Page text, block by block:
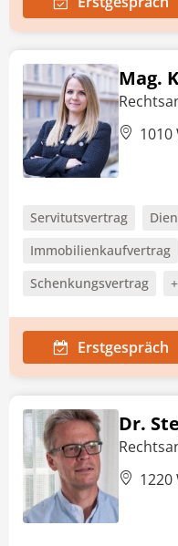
Mag.
1010
Servitutsvertrag
Immobilienkaufvertrag
Schenkungsvertrag
Erstgespräch
Dr.
1220